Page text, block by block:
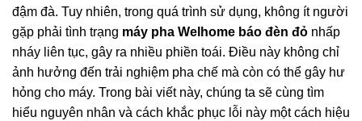
đậm đà. Tuy nhiên, trong quá trình sử dụng, không ít người
gặp phải tình trạng máy pha Welhome báo đèn đỏ nhấp
nháy liên tục, gây ra nhiều phiền toái. Điều này không chỉ
ảnh hưởng đến trải nghiệm pha chế mà còn có thể gây hư
hỏng cho máy. Trong bài viết này, chúng ta sẽ cùng tìm
hiểu nguyên nhân và cách khắc phục lỗi này một cách hiệu